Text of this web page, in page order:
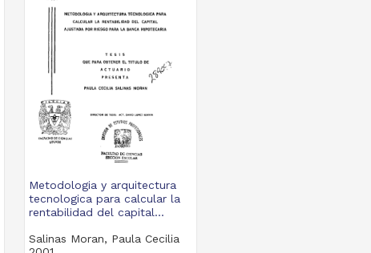
Metodologia y arquitectura
tecnologica para calcular la
rentabilidad del capital...
Salinas Moran, Paula Cecilia